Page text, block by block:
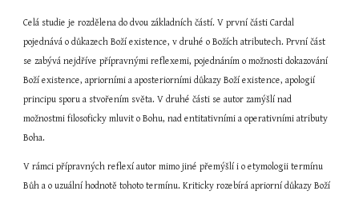
Celá studie je rozdělena do dvou základních částí. V první části Cardal
pojednává o důkazech Boží existence, v druhé o Božích atributech. První část
se zabývá nejdříve přípravnými reflexemi, pojednáním o možnosti dokazování
Boží existence, apriorními a aposteriorními důkazy Boží existence, apologií
principu sporu a stvořením světa. V druhé části se autor zamýšlí nad
možnostmi filosoficky mluvit o Bohu, nad entitativními a operativními atributy
Boha.
V rámci přípravných reflexí autor mimo jiné přemýšlí i o etymologii termínu
Bůh a o uzuální hodnotě tohoto termínu. Kriticky rozebírá apriorní důkazy Boží